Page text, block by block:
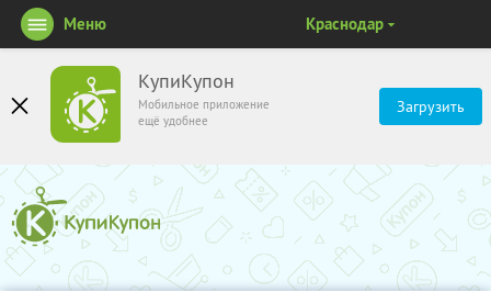
КупиКупон
Мобильное приложение
ещё удобнее
Загрузить
Меню Краснодар